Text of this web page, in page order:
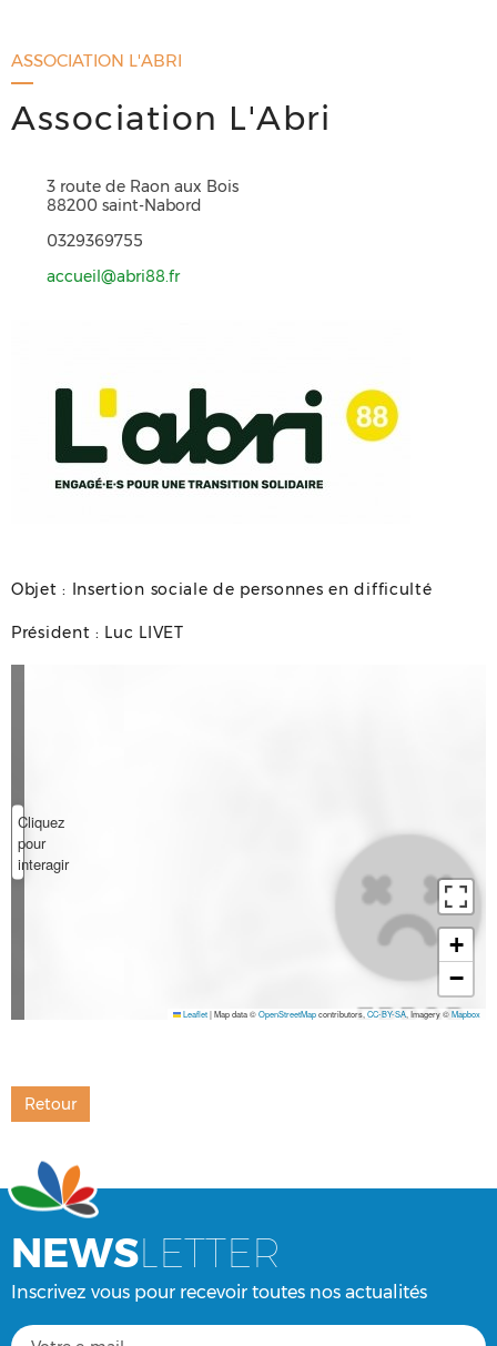
ASSOCIATION L'ABRI
Association L'Abri
3 route de Raon aux Bois
88200 saint-Nabord
0329369755
accueil@abri88.fr
Objet : Insertion sociale de personnes en difficulté
Président : Luc LIVET
Cliquez
pour
interagir
+
−
Leaflet|Map data ©OpenStreetMapcontributors, CC-BY-SA , Imagery ©Mapbox
Retour
NEWSLETTER
Inscrivez vous pour recevoir toutes nos actualités